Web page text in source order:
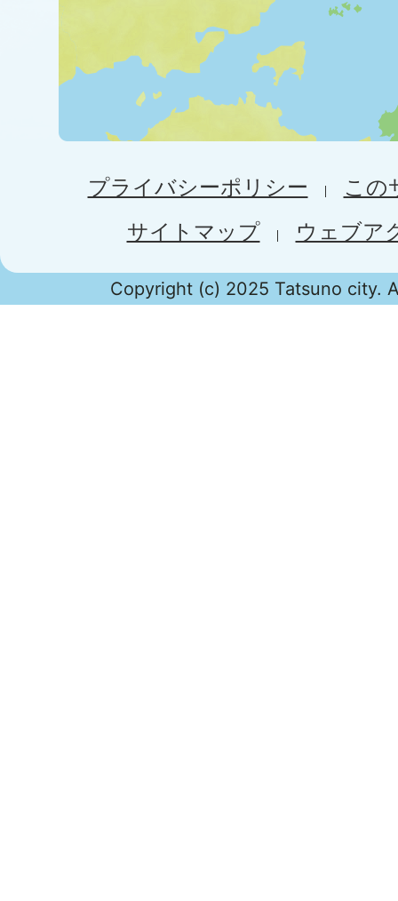
プライバシーポリシー
この
サイトマップ
ウェブア
Copyright (c) 2025 Tatsuno city.